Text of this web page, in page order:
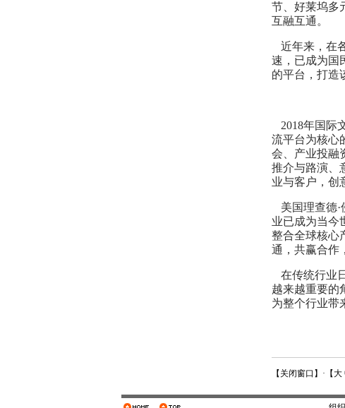
节、 好莱坞多
互融互通。
近年来，在
速， 已成为国
的平台， 打造
2018年国际
流平台为核心
会、产业投融
推介与路演、
业与客户，创
美国理查德
业已成为当今
整合全球核心
通，共赢合作
在传统行业
越来越重要的
为整个行业带
【 关闭窗口 】·【大